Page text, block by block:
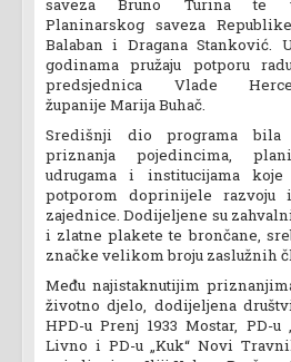
Planinarskog saveza
Balaban i Dragana Stanković.
godinama pružaju potporu
predsjednica Vlade
županije Marija Buhač.
Središnji dio programa bila
priznanja pojedincima,
udrugama i institucijama
potporom doprinijele razvoju
zajednice. Dodijeljene su
i zlatne plakete te brončane,
značke velikom broju zaslužnih
Među najistaknutijim
životno djelo, dodijeljena
HPD-u Prenj 1933 Mostar, PD-u
Livno i PD-u „Kuk“ Novi